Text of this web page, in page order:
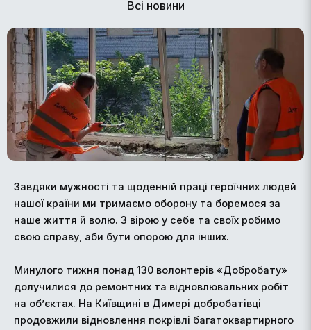
Всі новини
Завдяки мужності та щоденній праці героїчних людей
нашої країни ми тримаємо оборону та боремося за
наше життя й волю. З вірою у себе та своїх робимо
свою справу, аби бути опорою для інших.
Минулого тижня понад 130 волонтерів «Добробату»
долучилися до ремонтних та відновлювальних робіт
на об’єктах. На Київщині в Димері добробатівці
продовжили відновлення покрівлі багатоквартирного